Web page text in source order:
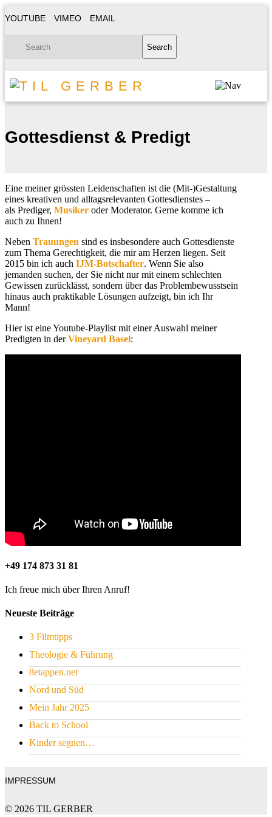
YOUTUBE VIMEO EMAIL
Gottesdienst & Predigt
Eine meiner grössten Leidenschaften ist die (Mit-)Gestaltung
eines kreativen und alltagsrelevanten Gottesdienstes –
als Prediger, Musiker oder Moderator. Gerne komme ich
auch zu Ihnen!
Neben Trauungen sind es insbesondere auch Gottesdienste
zum Thema Gerechtigkeit, die mir am Herzen liegen. Seit
2015 bin ich auch IJM-Botschafter. Wenn Sie also
jemanden suchen, der Sie nicht nur mit einem schlechten
Gewissen zurücklässt, sondern über das Problembewusstsein
hinaus auch praktikable Lösungen aufzeigt, bin ich Ihr
Mann!
Hier ist eine Youtube-Playlist mit einer Auswahl meiner
Predigten in derVineyard Basel:
+49 174 873 31 81
Ich freue mich über Ihren Anruf!
Neueste Beiträge
3 Filmtipps
Theologie & Führung
8etappen.net
Nord und Süd
Mein Jahr 2025
Back to School
Kinder segnen…
IMPRESSUM
© 2026 TIL GERBER